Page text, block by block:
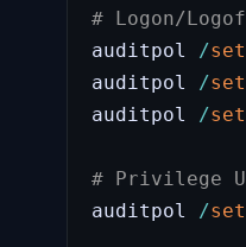
# Logon/
auditpol
/set
auditpol
/set
auditpol
/set
# Privilege
auditpol
/set